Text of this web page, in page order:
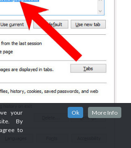
your
By
to
Ok More Info